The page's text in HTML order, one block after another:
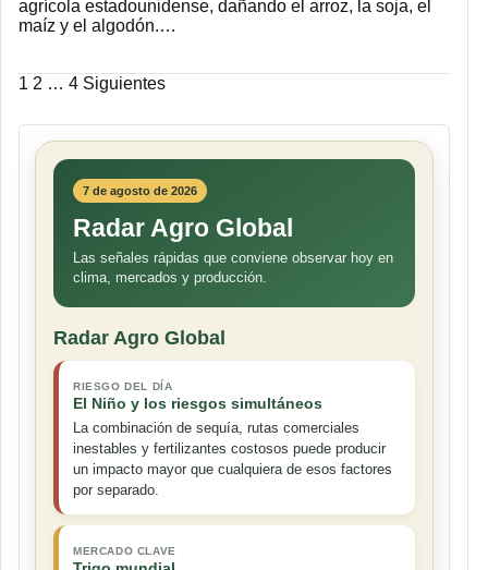
agrícola estadounidense, dañando el arroz, la soja, el
maíz y el algodón.…
Paginación
de
entradas
1 2 … 4 Siguientes
7 de agosto de 2026
Radar Agro Global
Las señales rápidas que conviene observar hoy en
clima, mercados y producción.
Radar Agro Global
RIESGO DEL DÍA
El Niño y los riesgos simultáneos
La combinación de sequía, rutas comerciales
inestables y fertilizantes costosos puede producir
un impacto mayor que cualquiera de esos factores
por separado.
MERCADO CLAVE